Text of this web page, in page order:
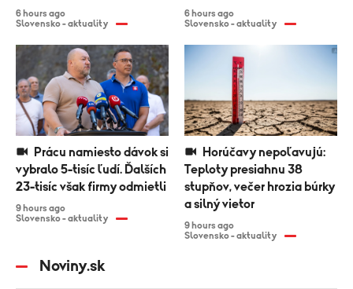
6 hours ago
Slovensko - aktuality
6 hours ago
Slovensko - aktuality
vybralo 5-tisíc ľudí. Ďalších
23-tisíc však firmy odmietli
9 hours ago
Slovensko - aktuality
Teploty presiahnu 38
stupňov, večer hrozia búrky
a silný vietor
9 hours ago
Slovensko - aktuality
Noviny.sk